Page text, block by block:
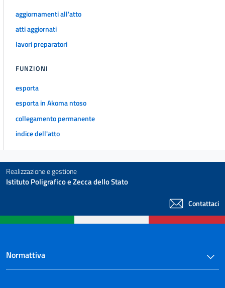
aggiornamenti all'atto
atti aggiornati
lavori preparatori
FUNZIONI
esporta
esporta in Akoma ntoso
collegamento permanente
indice dell'atto
Realizzazione e gestione
Istituto Poligrafico e Zecca dello Stato
Contattaci
Normattiva